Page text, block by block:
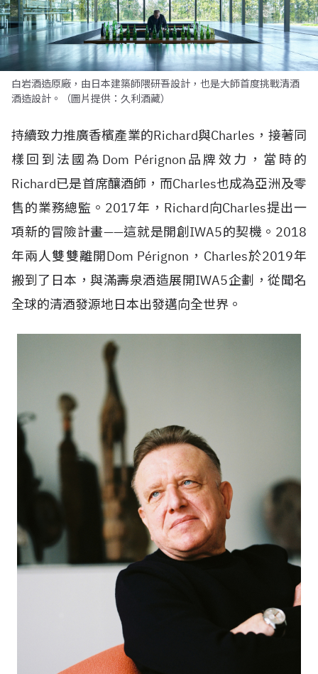
白岩酒造原廠，由日本建築師隈研吾設計，也是大師首度挑戰清酒
酒造設計。（圖片提供：久利酒藏）
持續致力推廣香檳產業的Richard與Charles，接著同
樣回到法國為Dom Pérignon品牌效力，當時的
Richard已是首席釀酒師，而Charles也成為亞洲及零
售的業務總監。2017年，Richard向Charles提出一
項新的冒險計畫——這就是開創IWA5的契機。2018
年兩人雙雙離開Dom Pérignon，Charles於2019年
搬到了日本，與滿壽泉酒造展開IWA5企劃，從聞名
全球的清酒發源地日本出發邁向全世界。